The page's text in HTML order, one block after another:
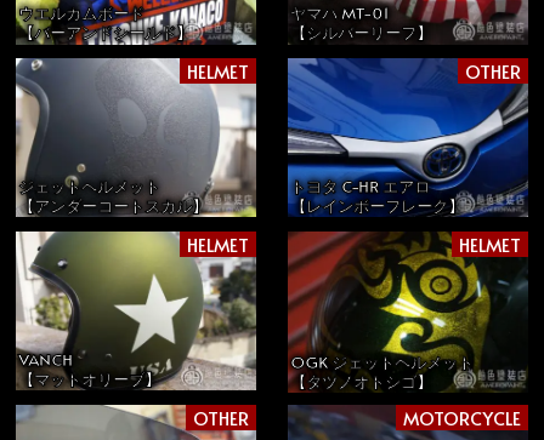
ウエルカムボード
【バーアンドシールド】
ヤマハ MT-01
【シルバーリーフ】
HELMET
ジェットヘルメット
【アンダーコートスカル】
OTHER
トヨタ C-HR エアロ
【レインボーフレーク】
HELMET
VANCH
【マットオリーブ】
HELMET
OGK ジェットヘルメット
【タツノオトシゴ】
OTHER MOTORCYCLE